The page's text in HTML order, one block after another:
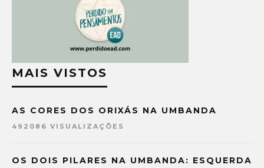
MAIS VISTOS
AS CORES DOS ORIXÁS NA UMBANDA
492086 VISUALIZAÇÕES
OS DOIS PILARES NA UMBANDA: ESQUERDA